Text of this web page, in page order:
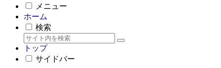
メニュー
ホーム
検索
トップ
サイドバー